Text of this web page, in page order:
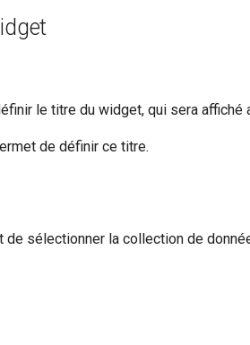
le titre du widget, qui sera affiché
de définir ce titre.
de sélectionner la collection de